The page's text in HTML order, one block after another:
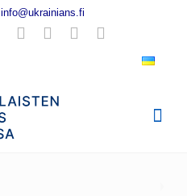
info@ukrainians.fi